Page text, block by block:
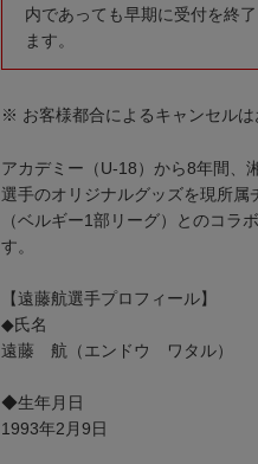
内であっても早期に受付を終
ます。
※ お客様都合によるキャンセルは
アカデミー（U-18）から8年間、
選手のオリジナルグッズを現所
（ベルギー1部リーグ）とのコラ
す。
【遠藤航選手プロフィール】
◆氏名
遠藤 航（エンドウ ワタル）
◆生年月日
1993年2月9日